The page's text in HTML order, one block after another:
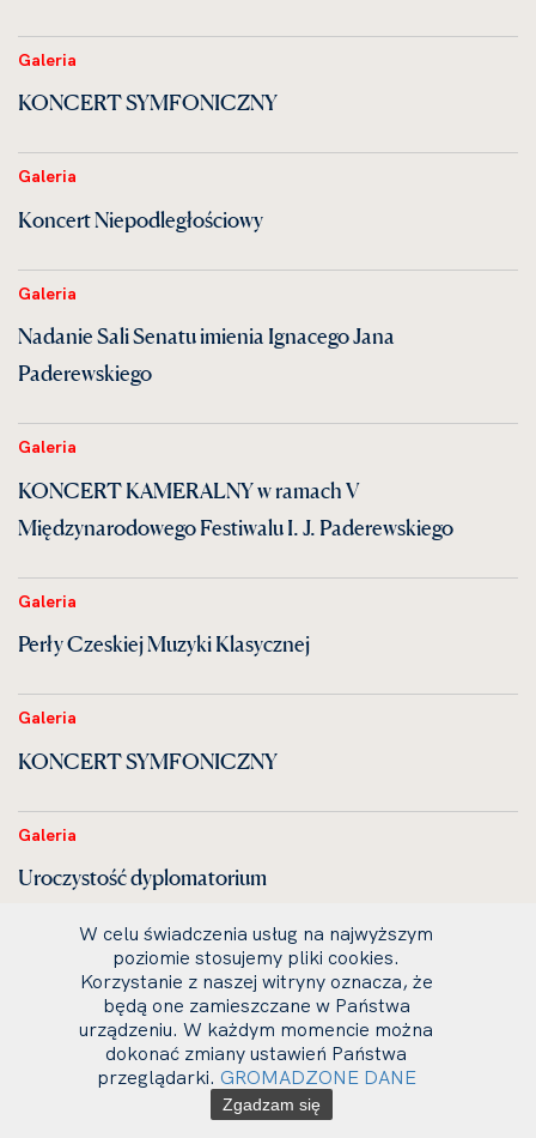
Galeria
KONCERT SYMFONICZNY
Galeria
Koncert Niepodległościowy
Galeria
Nadanie Sali Senatu imienia Ignacego Jana
Paderewskiego
Galeria
KONCERT KAMERALNY w ramach V
Międzynarodowego Festiwalu I. J. Paderewskiego
Galeria
Perły Czeskiej Muzyki Klasycznej
Galeria
KONCERT SYMFONICZNY
Galeria
Uroczystość dyplomatorium
VIOLA ORGANISTA — zrealizowany zamysł Leonardo
da Vinci
W celu świadczenia usług na najwyższym
poziomie stosujemy pliki cookies.
Korzystanie z naszej witryny oznacza, że
będą one zamieszczane w Państwa
urządzeniu. W każdym momencie można
dokonać zmiany ustawień Państwa
przeglądarki. GROMADZONE DANE
Zgadzam się